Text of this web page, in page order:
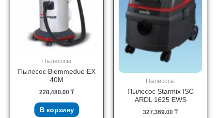
Пылесосы
Пылесос Biemmedue EX
40M
228,480.00 ₸
В корзину
Пылесосы
Пылесос Starmix ISC
ARDL 1625 EWS
327,369.00 ₸